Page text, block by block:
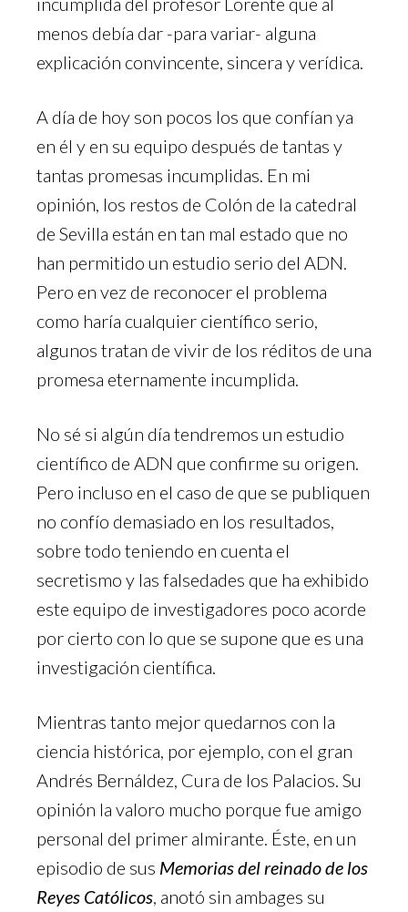
menos debía dar -para variar- alguna
explicación convincente, sincera y verídica.
A día de hoy son pocos los que confían ya
en él y en su equipo después de tantas y
tantas promesas incumplidas. En mi
opinión, los restos de Colón de la catedral
de Sevilla están en tan mal estado que no
han permitido un estudio serio del ADN.
Pero en vez de reconocer el problema
como haría cualquier científico serio,
algunos tratan de vivir de los réditos de una
promesa eternamente incumplida.
No sé si algún día tendremos un estudio
científico de ADN que confirme su origen.
Pero incluso en el caso de que se publiquen
no confío demasiado en los resultados,
sobre todo teniendo en cuenta el
secretismo y las falsedades que ha exhibido
este equipo de investigadores poco acorde
por cierto con lo que se supone que es una
investigación científica.
Mientras tanto mejor quedarnos con la
ciencia histórica, por ejemplo, con el gran
Andrés Bernáldez, Cura de los Palacios. Su
opinión la valoro mucho porque fue amigo
personal del primer almirante. Éste, en un
episodio de sus Memorias del reinado de los
Reyes Católicos, anotó sin ambages su